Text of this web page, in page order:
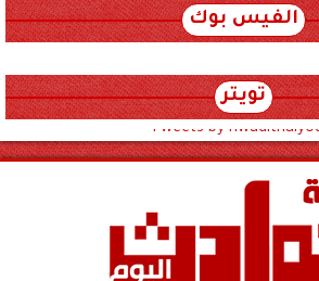
الفيس بوك
تويتر
Tweets by